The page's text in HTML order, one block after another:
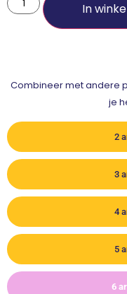
In
Combineer met andere
je
2
3
4
5
6